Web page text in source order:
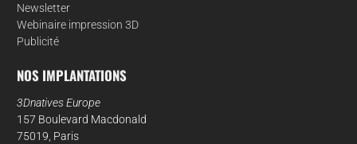
Newsletter
Webinaire impression 3D
Publicité
NOS IMPLANTATIONS
3Dnatives Europe
157 Boulevard Macdonald
75019, Paris